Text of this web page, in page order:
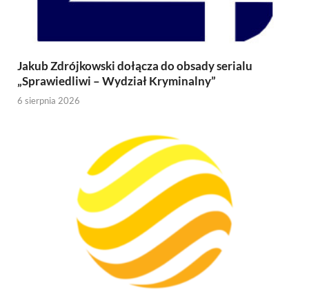
Jakub Zdrójkowski dołącza do obsady serialu
„Sprawiedliwi – Wydział Kryminalny”
6 sierpnia 2026